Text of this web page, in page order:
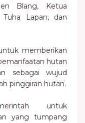
Blang, Ketua
Lapan, dan
memberikan
hutan
sebagai wujud
pinggiran hutan.
untuk
yang tumpang